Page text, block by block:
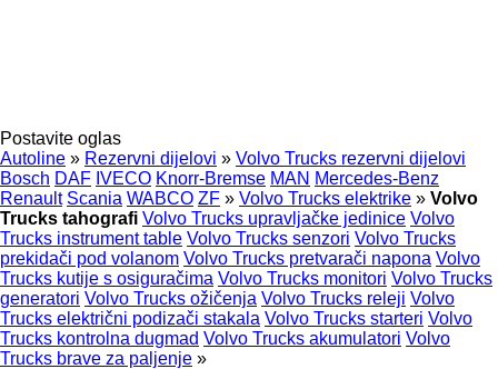
Postavite oglas
Autoline » Rezervni dijelovi » Volvo Trucks rezervni dijelovi
Bosch DAF IVECO Knorr-Bremse MAN Mercedes-Benz
Renault Scania WABCO ZF » Volvo Trucks elektrike » Volvo
Trucks tahografi Volvo Trucks upravljačke jedinice Volvo
Trucks instrument table Volvo Trucks senzori Volvo Trucks
prekidači pod volanom Volvo Trucks pretvarači napona Volvo
Trucks kutije s osiguračima Volvo Trucks monitori Volvo Trucks
generatori Volvo Trucks ožičenja Volvo Trucks releji Volvo
Trucks električni podizači stakala Volvo Trucks starteri Volvo
Trucks kontrolna dugmad Volvo Trucks akumulatori Volvo
Trucks brave za paljenje »